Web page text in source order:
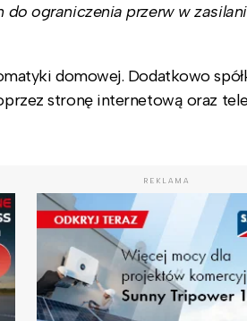
ograniczenia przerw w
domowej. Dodatkowo
stronę internetową oraz
REKLAMA